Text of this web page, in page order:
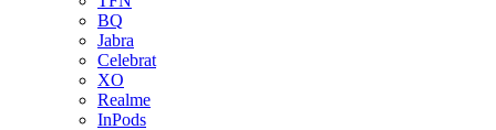
BQ
Jabra
Celebrat
XO
Realme
InPods